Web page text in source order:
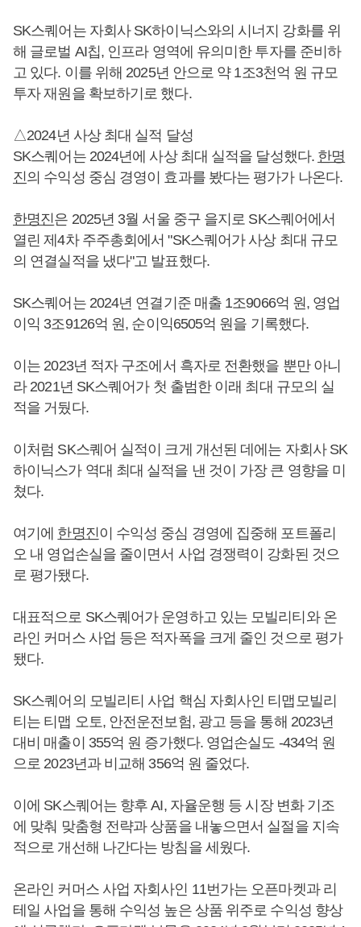
SK스퀘어는 자회사 SK하이닉스와의 시너지 강화를 위
해 글로벌 AI칩, 인프라 영역에 유의미한 투자를 준비하
고 있다. 이를 위해 2025년 안으로 약 1조3천억 원 규모
투자 재원을 확보하기로 했다.
△2024년 사상 최대 실적 달성
SK스퀘어는 2024년에 사상 최대 실적을 달성했다. 한명
진의 수익성 중심 경영이 효과를 봤다는 평가가 나온다.
한명진은 2025년 3월 서울 중구 을지로 SK스퀘어에서
열린 제4차 주주총회에서 "SK스퀘어가 사상 최대 규모
의 연결실적을 냈다"고 발표했다.
SK스퀘어는 2024년 연결기준 매출 1조9066억 원, 영업
이익 3조9126억 원, 순이익6505억 원을 기록했다.
이는 2023년 적자 구조에서 흑자로 전환했을 뿐만 아니
라 2021년 SK스퀘어가 첫 출범한 이래 최대 규모의 실
적을 거뒀다.
이처럼 SK스퀘어 실적이 크게 개선된 데에는 자회사 SK
하이닉스가 역대 최대 실적을 낸 것이 가장 큰 영향을 미
쳤다.
여기에 한명진이 수익성 중심 경영에 집중해 포트폴리
오 내 영업손실을 줄이면서 사업 경쟁력이 강화된 것으
로 평가됐다.
대표적으로 SK스퀘어가 운영하고 있는 모빌리티와 온
라인 커머스 사업 등은 적자폭을 크게 줄인 것으로 평가
됐다.
SK스퀘어의 모빌리티 사업 핵심 자회사인 티맵모빌리
티는 티맵 오토, 안전운전보험, 광고 등을 통해 2023년
대비 매출이 355억 원 증가했다. 영업손실도 -434억 원
으로 2023년과 비교해 356억 원 줄었다.
이에 SK스퀘어는 향후 AI, 자율운행 등 시장 변화 기조
에 맞춰 맞춤형 전략과 상품을 내놓으면서 실절을 지속
적으로 개선해 나간다는 방침을 세웠다.
온라인 커머스 사업 자회사인 11번가는 오픈마켓과 리
테일 사업을 통해 수익성 높은 상품 위주로 수익성 향상